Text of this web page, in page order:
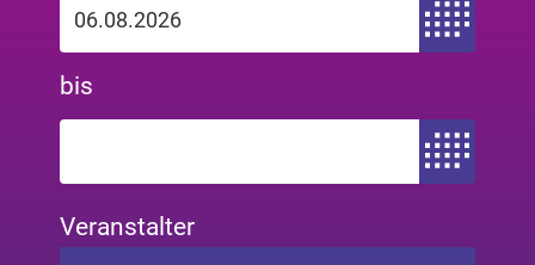
Zeitraum von
bis
Zeitraum bis
Veranstalter